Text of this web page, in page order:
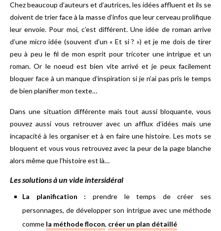
Chez beaucoup d’auteurs et d’autrices, les idées affluent et ils se
doivent de trier face à la masse d’infos que leur cerveau prolifique
leur envoie. Pour moi, c’est différent. Une idée de roman arrive
d’une micro idée (souvent d’un « Et si ? ») et je me dois de tirer
peu à peu le fil de mon esprit pour tricoter une intrigue et un
roman. Or le noeud est bien vite arrivé et je peux facilement
bloquer face à un manque d’inspiration si je n’ai pas pris le temps
de bien planifier mon texte…
Dans une situation différente mais tout aussi bloquante, vous
pouvez aussi vous retrouver avec un afflux d’idées mais une
incapacité à les organiser et à en faire une histoire. Les mots se
bloquent et vous vous retrouvez avec la peur de la page blanche
alors même que l’histoire est là…
Les solutions à un vide intersidéral
La planification : prendre le temps de créer ses
personnages, de développer son intrigue avec une méthode
comme la méthode flocon, créer un plan détaillé